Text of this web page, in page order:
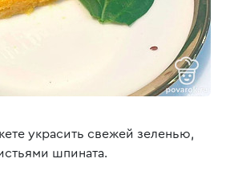
украсить свежей зеленью,
шпината.